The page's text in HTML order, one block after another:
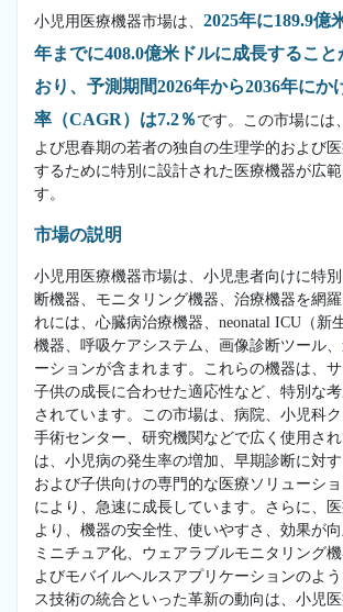
小児用医療機器市場は、 2025年に189.9億
年までに408.0億米ドルに成長するこ
おり、予測期間2026年から2036年にか
率（CAGR）は7.2％ です。この市場には
よび思春期の若者の独自の生理学的および
するために特別に設計された医療機器が広
す。
市場の説明
小児用医療機器市場は、小児患者向けに特
断機器、モニタリング機器、治療機器を網
れには、心臓病治療機器、neonatal ICU（新
機器、呼吸ケアシステム、画像診断ツール
ーションが含まれます。これらの機器は、サ
子供の成長に合わせた適応性など、特別な
されています。この市場は、病院、小児科
手術センター、研究機関などで広く使用さ
は、小児病の発生率の増加、早期診断に対す
および子供向けの専門的な医療ソリューシ
により、急速に成長しています。さらに、
より、機器の安全性、使いやすさ、効果が向
ミニチュア化、ウェアラブルモニタリング
よびモバイルヘルスアプリケーションのよ
ス技術の統合といった革新の動向は、小児